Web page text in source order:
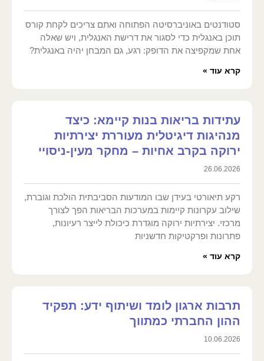
סטודנטים באוניברסיטה הפתוחה ואתם צריכים לקחת קורס
תוכן באנגלית כדי לסגור את דרישת האנגלית, ויש שאלה
אחת שמקפיצה את הדופק: רגע, גם המבחן יהיה באנגלית?
קרא עוד »
עתידות בריאות בנות קיימא: כיצד
מנהיגות דיגיטלית מעוררת יצירתיות
ירוקה בקרב אחיות – מחקר מעין-ניסויי
26.06.2026
רקע תיאורטי בעידן שבו המודעות הסביבתית הולכת וגוברת,
שילוב עקרונות קיימות במערכות הבריאות הפך לצורך
מרכזי. יצירתיות ירוקה מוגדרת כיכולת לייצר רעיונות,
פתרונות ופרקטיקות חדשניות
קרא עוד »
תרבות ארגון לומד ושיתוף ידע: תפקיד
ההון החברתי כמתווך
10.06.2026